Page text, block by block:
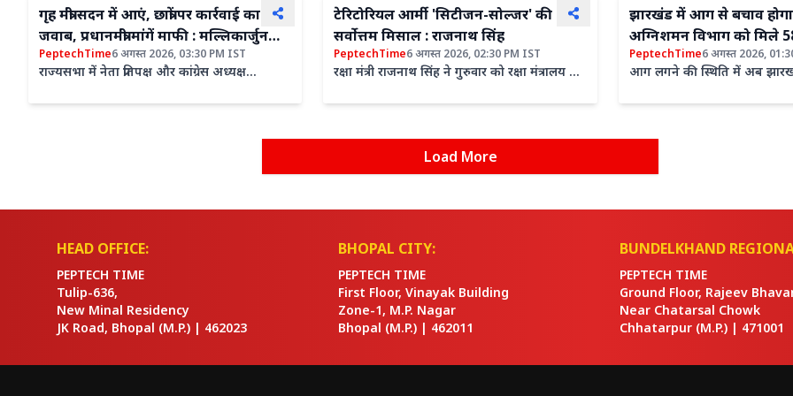
गृह मंत्री सदन में आएं, छात्रों पर कार्रवाई का दें
जवाब, प्रधानमंत्री मांगें माफी : मल्लिकार्जुन
खड़गे
PeptechTime6 अगस्त 2026, 03:30 PM IST
राज्यसभा में नेता प्रतिपक्ष और कांग्रेस अध्यक्ष
मंतर के पास छात्रों पर हुई...
टेरिटोरियल आर्मी 'सिटीजन-सोल्जर' की
सर्वोत्तम मिसाल : राजनाथ सिंह
PeptechTime6 अगस्त 2026, 02:30 PM IST
रक्षा मंत्री राजनाथ सिंह ने गुरुवार को रक्षा मंत्रालय की
की। बैठक में टेरिटोरियल...
झारखंड में आग से बचाव
अग्निशमन विभाग को मिले
फायर टेंडर, सीएम ने दिखाई
PeptechTime6 अगस्त 2026,
आग लगने की स्थिति में अब
लगेगा। मिस्ट टेक्नोलॉजी से...
Load More
HEAD OFFICE:
PEPTECH TIME
Tulip-636,
New Minal Residency
JK Road, Bhopal (M.P.) | 462023
BHOPAL CITY:
PEPTECH TIME
First Floor, Vinayak Building
Zone-1, M.P. Nagar
Bhopal (M.P.) | 462011
BUNDELKHAND
PEPTECH TIME
Ground Floor, Rajeev
Near Chatarsal Chowk
Chhatarpur (M.P.) | 471001